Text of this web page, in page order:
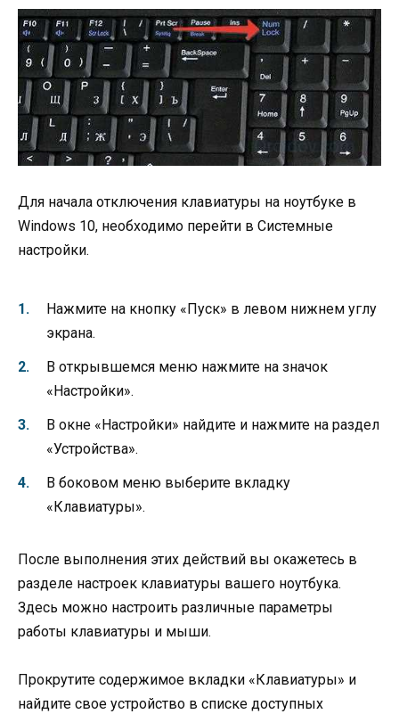
Для начала отключения клавиатуры на ноутбуке в
Windows 10, необходимо перейти в Системные
настройки.
Нажмите на кнопку «Пуск» в левом нижнем углу
экрана.
В открывшемся меню нажмите на значок
«Настройки».
В окне «Настройки» найдите и нажмите на раздел
«Устройства».
В боковом меню выберите вкладку
«Клавиатуры».
После выполнения этих действий вы окажетесь в
разделе настроек клавиатуры вашего ноутбука.
Здесь можно настроить различные параметры
работы клавиатуры и мыши.
Прокрутите содержимое вкладки «Клавиатуры» и
найдите свое устройство в списке доступных